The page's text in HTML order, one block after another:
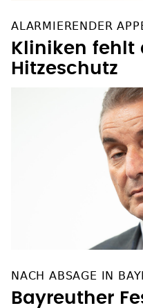
ALARMIERENDER
Kliniken fehlt
Hitzeschutz
NACH ABSAGE IN
Bayreuther